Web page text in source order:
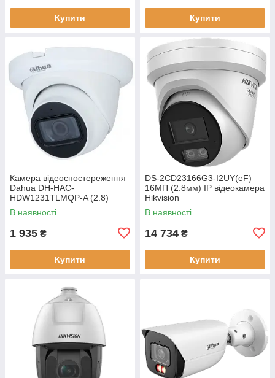
Купити Купити
Камера відеоспостереження
Dahua DH-HAC-
HDW1231TLMQP-A (2.8)
В наявності
1 935 ₴
Купити
DS-2CD23166G3-I2UY(eF)
16МП (2.8мм) IP відеокамера
Hikvision
В наявності
14 734 ₴
Купити